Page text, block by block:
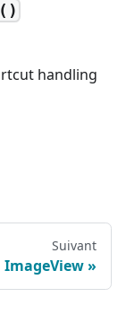
handling
Suivant
ImageView